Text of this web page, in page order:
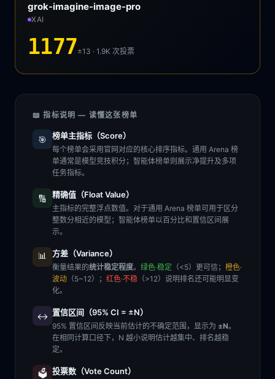
grok-imagine-image-pro
XAI
1177±13 · 1.9K次投票
📖 指标说明 — 读懂这张榜单
🎯 榜单主指标（Score）
每个榜单会采用官网对应的核心排序指标。通用 Arena 榜
单通常是模型竞技积分；智能体榜单则展示净提升及多项
任务指标。
🔢 精确值（Float Value）
主指标的完整浮点数值。对于通用 Arena 榜单可用于区分
整数分相近的模型；智能体榜单以百分比和置信区间展
示。
📊 方差（Variance）
衡量结果的统计稳定程度。 绿色·稳定 （<5）更可信； 橙色·
波动 （5~12）； 红色·不稳 （>12）说明排名还可能明显变
化。
↔️ 置信区间（95% CI = ±N）
95% 置信区间反映当前估计的不确定范围，显示为 ±N。
在相同计算口径下，N 越小说明估计越集中、排名越稳
定。
🗳️ 投票数（Vote Count）